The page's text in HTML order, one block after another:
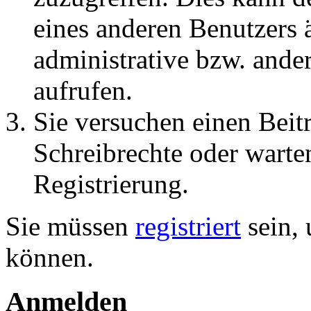
eines anderen
administrative bzw.
aufrufen.
Sie versuchen einen
Schreibrechte oder
Registrierung.
Sie müssen registriert sein,
können.
Anmelden